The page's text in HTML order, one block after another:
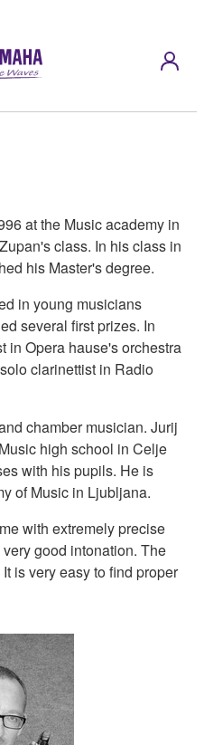
at the Music academy in
class. In his class in
his Master's degree.
in young musicians
several first prizes. In
in Opera hause's orchestra
clarinettist in Radio
chamber musician. Jurij
high school in Celje
with his pupils. He is
of Music in Ljubljana.
with extremely precise
good intonation. The
is very easy to find proper